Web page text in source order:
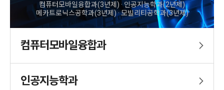
컴퓨터모바일융합과(3년제) · 인공지능학과(2년제)
메카트로닉스공학과(3년제) · 모빌리티공학과(3년제)
컴퓨터모바일융합과
인공지능학과